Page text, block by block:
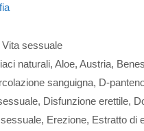
Vita sessuale
naturali, Aloe, Austria,
sanguigna, D-
, Disfunzione erettile,
, Erezione, Estratto di